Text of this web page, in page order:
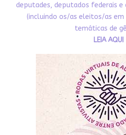
deputades, deputados federais e
(incluindo os/as eleitos/as em
temáticas de
LEIA AQUI